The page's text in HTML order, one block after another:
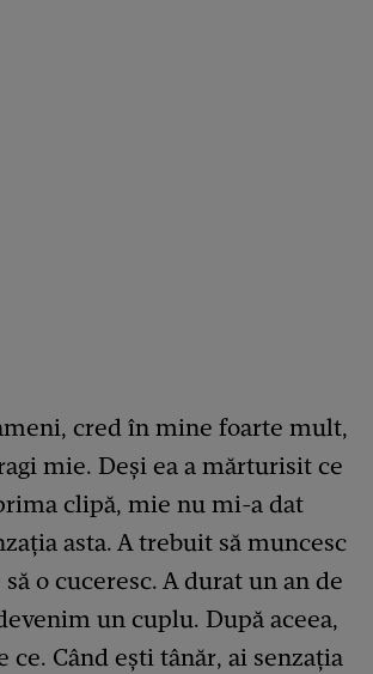
cred în mine foarte mult,
mie. Deși ea a mărturisit ce
clipă, mie nu mi-a dat
asta. A trebuit să muncesc
o cuceresc. A durat un an de
un cuplu. După aceea,
ce. Când ești tânăr, ai senzația